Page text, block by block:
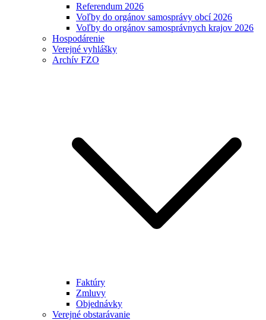
Referendum 2026
Voľby do orgánov samosprávy obcí 2026
Voľby do orgánov samosprávnych krajov 2026
Hospodárenie
Verejné vyhlášky
Archív FZO
Faktúry
Zmluvy
Objednávky
Verejné obstarávanie